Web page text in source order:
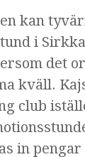
kan
i
det
kväll.
club
in